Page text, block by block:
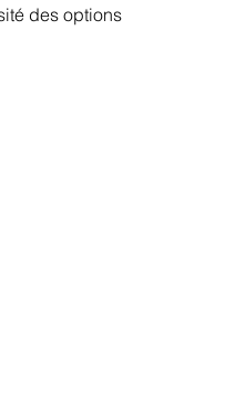
des options